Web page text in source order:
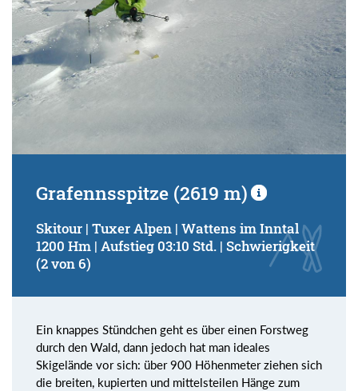
Grafennsspitze (2619 m)
Skitour | Tuxer Alpen | Wattens im Inntal
1200 Hm | Aufstieg 03:10 Std. | Schwierigkeit
(2 von 6)
Ein knappes Stündchen geht es über einen Forstweg
durch den Wald, dann jedoch hat man ideales
Skigelände vor sich: über 900 Höhenmeter ziehen sich
die breiten, kupierten und mittelsteilen Hänge zum